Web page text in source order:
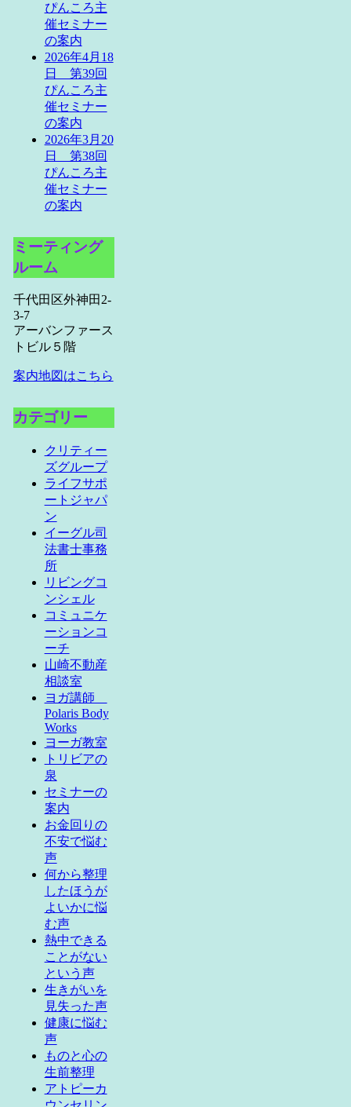
ぴんころ主
催セミナー
の案内
2026年4月18
日 第39回
ぴんころ主
催セミナー
の案内
2026年3月20
日 第38回
ぴんころ主
催セミナー
の案内
ミーティング
ルーム
千代田区外神田2-
3-7
アーバンファース
トビル５階
案内地図はこちら
カテゴリー
クリティー
ズグループ
ライフサポ
ートジャパ
ン
イーグル司
法書士事務
所
リビングコ
ンシェル
コミュニケ
ーションコ
ーチ
山崎不動産
相談室
ヨガ講師
Polaris Body
Works
ヨーガ教室
トリビアの
泉
セミナーの
案内
お金回りの
不安で悩む
声
何から整理
したほうが
よいかに悩
む声
熱中できる
ことがない
という声
生きがいを
見失った声
健康に悩む
声
ものと心の
生前整理
アトピーカ